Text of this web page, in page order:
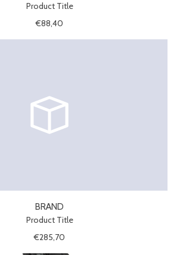
Product Title
€88,40
BRAND
Product Title
€285,70